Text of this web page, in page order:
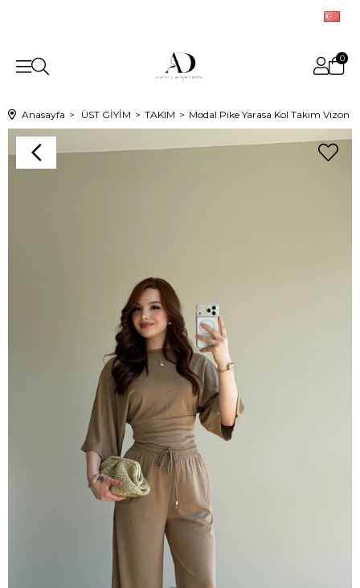
0
Anasayfa ÜST GİYİM TAKIM Modal Pike Yarasa Kol Takım Vizon